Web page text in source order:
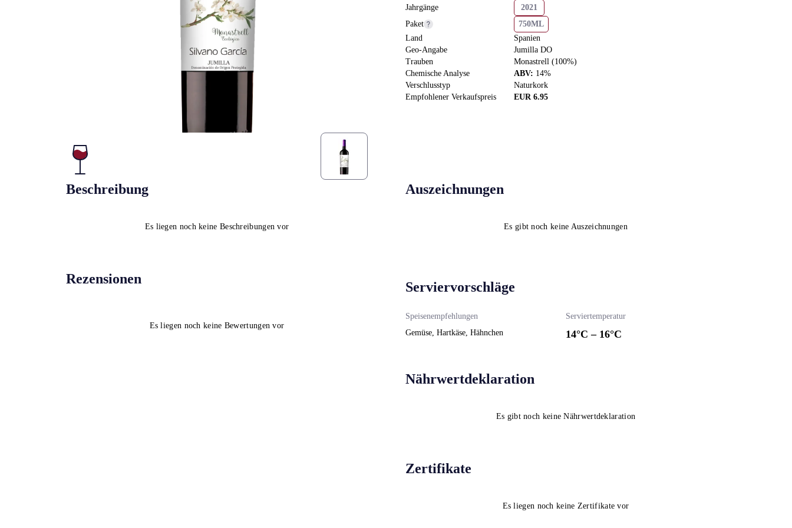
Jahrgänge
2021
Paket
750ML
Land
Spanien
Geo-Angabe
Jumilla DO
Trauben
Monastrell (100%)
Chemische Analyse
ABV: 14%
Verschlusstyp
Naturkork
Empfohlener Verkaufspreis
EUR 6.95
Beschreibung
Es liegen noch keine Beschreibungen vor
Rezensionen
Es liegen noch keine Bewertungen vor
Auszeichnungen
Es gibt noch keine Auszeichnungen
Serviervorschläge
Speisenempfehlungen
Gemüse, Hartkäse, Hähnchen
Serviertemperatur
14°C – 16°C
Nährwertdeklaration
Es gibt noch keine Nährwertdeklaration
Zertifikate
Es liegen noch keine Zertifikate vor